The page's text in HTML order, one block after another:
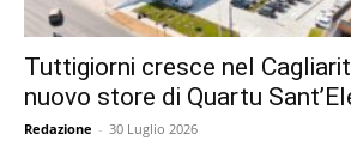
Tuttigiorni cresce nel
nuovo store di Quartu
Redazione - 30 Luglio 2026